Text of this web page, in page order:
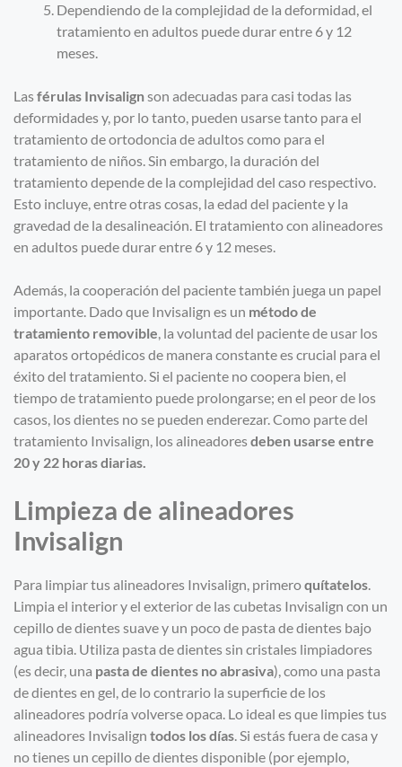
Dependiendo de la complejidad de la deformidad, el
tratamiento en adultos puede durar entre 6 y 12
meses.
Lasférulas Invisalignson adecuadas para casi todas las
deformidades y, por lo tanto, pueden usarse tanto para el
tratamiento de ortodoncia de adultos como para el
tratamiento de niños. Sin embargo, la duración del
tratamiento depende de la complejidad del caso respectivo.
Esto incluye, entre otras cosas, la edad del paciente y la
gravedad de la desalineación. El tratamiento con alineadores
en adultos puede durar entre 6 y 12 meses.
Además, la cooperación del paciente también juega un papel
importante. Dado que Invisalign es un método de
tratamiento removible, la voluntad del paciente de usar los
aparatos ortopédicos de manera constante es crucial para el
éxito del tratamiento. Si el paciente no coopera bien, el
tiempo de tratamiento puede prolongarse; en el peor de los
casos, los dientes no se pueden enderezar. Como parte del
tratamiento Invisalign, los alineadoresdeben usarse entre
20 y 22 horas diarias.
Limpieza de alineadores
Invisalign
Para limpiar tus alineadores Invisalign, primeroquítatelos.
Limpia el interior y el exterior de las cubetas Invisalign con un
cepillo de dientes suave y un poco de pasta de dientes bajo
agua tibia. Utiliza pasta de dientes sin cristales limpiadores
(es decir, una pasta de dientes no abrasiva), como una pasta
de dientes en gel, de lo contrario la superficie de los
alineadores podría volverse opaca. Lo ideal es que limpies tus
alineadores Invisalign todos los días. Si estás fuera de casa y
no tienes un cepillo de dientes disponible (por ejemplo,